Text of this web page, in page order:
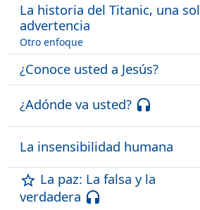
La historia del Titanic, una
advertencia
Otro enfoque
¿Conoce usted a Jesús?
¿Adónde va usted? headset
La insensibilidad humana
star_outline La paz: La falsa y la
verdadera headset